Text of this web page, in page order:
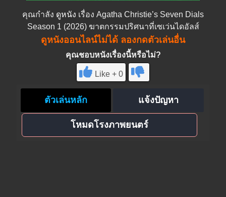
คุณกำลัง ดูหนัง เรื่อง Agatha Christie’s Seven Dials
Season 1 (2026) ฆาตกรรมปริศนาที่เซเว่นไดอัลส์
ดูหนังออนไลน์ไม่ได้ ลองกดตัวเล่นอื่น
คุณชอบหนังเรื่องนี้หรือไม่?
Like + 0
ตัวเล่นหลัก แจ้งปัญหา
โหมดโรงภาพยนตร์